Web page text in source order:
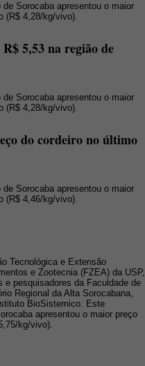
Sorocaba apresentou o maior
(R$ 4,28/kg/vivo).
5,53 na região de
Sorocaba apresentou o maior
(R$ 4,28/kg/vivo).
do cordeiro no último
Sorocaba apresentou o maior
(R$ 4,46/kg/vivo).
Tecnológica e Extensão
e Zootecnia (FZEA) da USP,
e pesquisadores da Faculdade de
Regional da Alta Sorocabana,
BioSistemico. Este
apresentou o maior preço
kg/vivo).